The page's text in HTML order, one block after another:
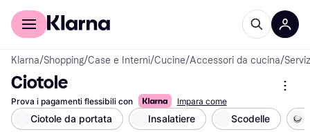
Per il tuo shopping
Klarna/Shopping/Case e Interni/Cucine/Accessori da cucina/
Ciotole
Prova i pagamenti flessibili con Impara come
Ciotole da portata Insalatiere Scodelle